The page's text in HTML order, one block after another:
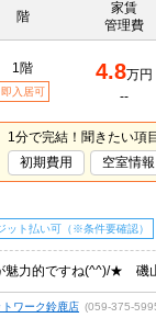
階
家賃
管理費
1階
即入居可
4.8万円
--
1分で完結！聞きたい項
初期費用
空室情報
ット払い可（※条件要確認）
ワーク鈴鹿店 (059-375-